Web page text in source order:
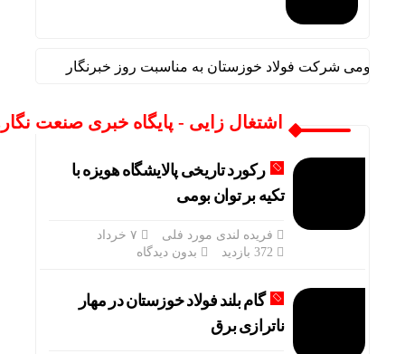
عمومی شرکت فولاد خوزستان به مناسبت روز خبرنگار
اشتغال زایی - پایگاه خبری صنعت
رکورد تاریخی پالایشگاه هویزه با
تکیه بر توان بومی
فریده لندی مورد فلی
بدون دیدگاه
گام بلند فولاد خوزستان در مهار
ناترازی برق